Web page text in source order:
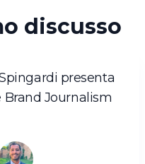
discusso
presenta
Brand Journalism